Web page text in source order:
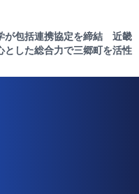
が包括連携協定を締結 近畿
とした総合力で三郷町を活性